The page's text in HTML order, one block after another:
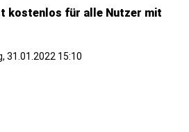
kostenlos für alle Nutzer mit
31.01.2022 15:10